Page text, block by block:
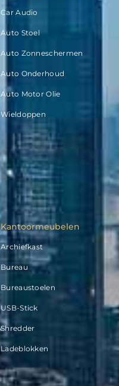
Car Audio
Auto Stoel
Auto Zonneschermen
Auto Onderhoud
Auto Motor Olie
Wieldoppen
Kantoormeubelen
Archiefkast
Bureau
Bureaustoelen
USB-Stick
Shredder
Ladeblokken